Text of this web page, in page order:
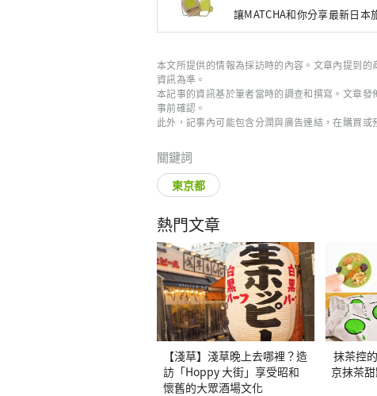
讓MATCHA和你分享最新日
本文所提供的情報為採訪時的內容。文章內提到
資訊為準。
本記事的資訊基於筆者當時的調查和撰寫。文章
事前確認。
此外，記事內可能包含分潤與廣告連結，在購買或
關鍵詞
東京都
熱門文章
【淺草】淺草晚上去哪裡？造
訪「Hoppy 大街」享受昭和
懷舊的大眾酒場文化
抹茶控
京抹茶